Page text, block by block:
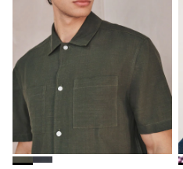
All Nursery
Blankets
Muslins
All Feeding & Weaning
Bibs
aden + anais
Baker by Ted Baker